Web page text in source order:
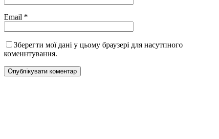
Email *
Зберегти мої дані у цьому браузері для насутпного
коменнтування.